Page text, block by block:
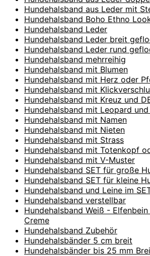
Hundehalsband aus Leder mit
Hundehalsband Boho Ethno
Hundehalsband Leder
Hundehalsband Leder breit
Hundehalsband Leder rund
Hundehalsband mehrreihig
Hundehalsband mit Blumen
Hundehalsband mit Herz oder
Hundehalsband mit
Hundehalsband mit Kreuz und
Hundehalsband mit Leopard und
Hundehalsband mit Namen
Hundehalsband mit Nieten
Hundehalsband mit Strass
Hundehalsband mit Totenkopf
Hundehalsband mit V-Muster
Hundehalsband SET für große
Hundehalsband SET für kleine
Hundehalsband und Leine im
Hundehalsband verstellbar
Hundehalsband Weiß -
Creme
Hundehalsband Zubehör
Hundehalsbänder 5 cm breit
Hundehalsbänder bis 25 mm